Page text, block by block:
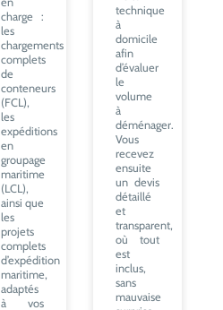
charge :
les
chargements
complets
de
conteneurs
(FCL),
les
expéditions
en
groupage
maritime
(LCL),
ainsi que
les
projets
complets
d’expédition
maritime,
adaptés
à vos
technique
à
domicile
afin
d’évaluer
le
volume
à
déménager.
Vous
recevez
ensuite
un devis
détaillé
et
transparent,
où tout
est
inclus,
sans
mauvaise